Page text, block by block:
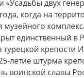
«Усадьбы двух
когда на
музейного
единственный в
турецкой крепости
летие штурма
воинской славы